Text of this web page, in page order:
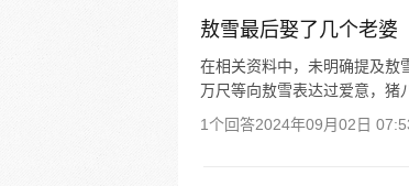
敖雪最后娶了几个老婆
在相关资料中，未明确提及敖
万尺等向敖雪表达过爱意，猪
1个回答2024年09月02日